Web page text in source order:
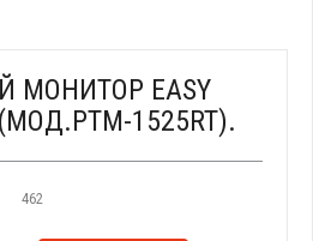
МОНИТОР EASY
1525RT).
462